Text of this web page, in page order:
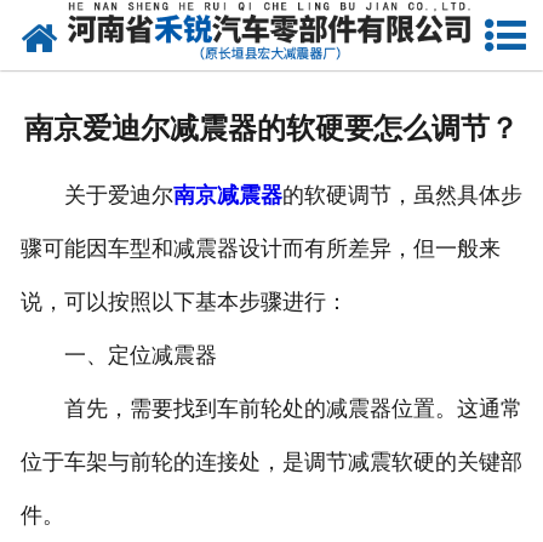
网站首页
联系我们
南京爱迪尔减震器的软硬要怎么调节？
关于爱迪尔南京减震器的软硬调节，虽然具体步
骤可能因车型和减震器设计而有所差异，但一般来
说，可以按照以下基本步骤进行：
一、定位减震器
首先，需要找到车前轮处的减震器位置。这通常
位于车架与前轮的连接处，是调节减震软硬的关键部
件。